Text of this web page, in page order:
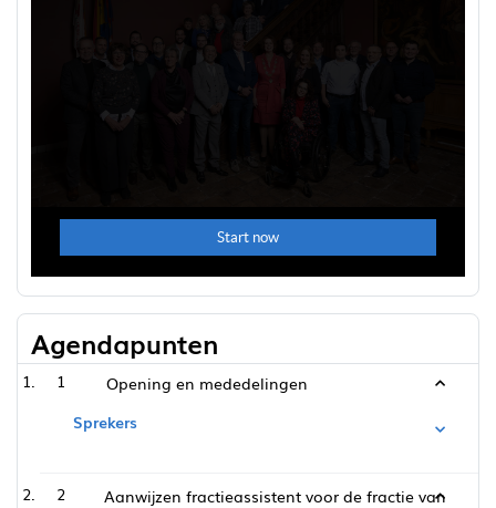
Agendapunten
1
Opening en mededelingen
Sprekers
2
Aanwijzen fractieassistent voor de fractie van